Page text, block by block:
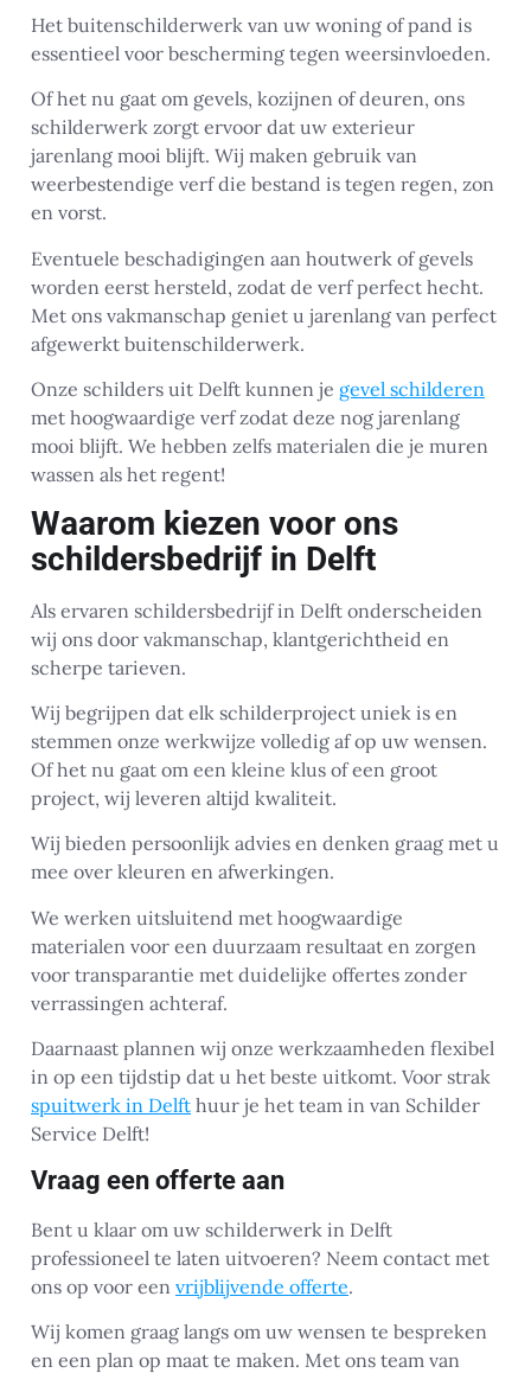
Het buitenschilderwerk van uw woning of pand is
essentieel voor bescherming tegen weersinvloeden.
Of het nu gaat om gevels, kozijnen of deuren, ons
schilderwerk zorgt ervoor dat uw exterieur
jarenlang mooi blijft. Wij maken gebruik van
weerbestendige verf die bestand is tegen regen, zon
en vorst.
Eventuele beschadigingen aan houtwerk of gevels
worden eerst hersteld, zodat de verf perfect hecht.
Met ons vakmanschap geniet u jarenlang van perfect
afgewerkt buitenschilderwerk.
Onze schilders uit Delft kunnen je gevel schilderen
met hoogwaardige verf zodat deze nog jarenlang
mooi blijft. We hebben zelfs materialen die je muren
wassen als het regent!
Waarom kiezen voor ons
schildersbedrijf in Delft
Als ervaren schildersbedrijf in Delft onderscheiden
wij ons door vakmanschap, klantgerichtheid en
scherpe tarieven.
Wij begrijpen dat elk schilderproject uniek is en
stemmen onze werkwijze volledig af op uw wensen.
Of het nu gaat om een kleine klus of een groot
project, wij leveren altijd kwaliteit.
Wij bieden persoonlijk advies en denken graag met u
mee over kleuren en afwerkingen.
We werken uitsluitend met hoogwaardige
materialen voor een duurzaam resultaat en zorgen
voor transparantie met duidelijke offertes zonder
verrassingen achteraf.
Daarnaast plannen wij onze werkzaamheden flexibel
in op een tijdstip dat u het beste uitkomt. Voor strak
spuitwerk in Delft huur je het team in van Schilder
Service Delft!
Vraag een offerte aan
Bent u klaar om uw schilderwerk in Delft
professioneel te laten uitvoeren? Neem contact met
ons op voor een vrijblijvende offerte.
Wij komen graag langs om uw wensen te bespreken
en een plan op maat te maken. Met ons team van